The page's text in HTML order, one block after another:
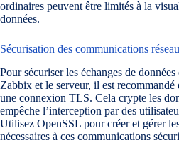
ordinaires peuvent être limités à la
données.
Sécurisation des communications réseau
Pour sécuriser les échanges de données
Zabbix et le serveur, il est recommandé
une connexion TLS. Cela crypte les
empêche l’interception par des
Utilisez OpenSSL pour créer et gérer
nécessaires à ces communications